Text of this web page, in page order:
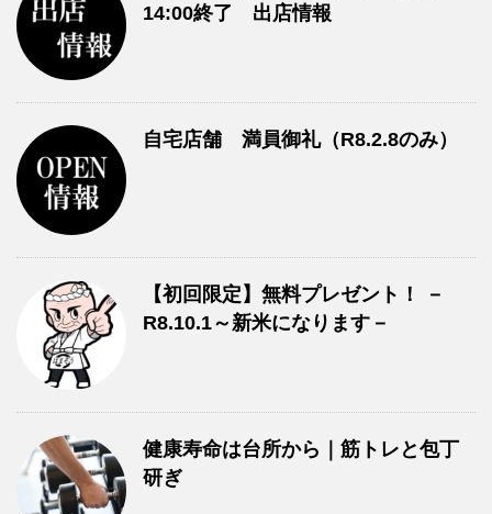
14:00終了 出店情報
自宅店舗 満員御礼（R8.2.8のみ）
【初回限定】無料プレゼント！ －
R8.10.1～新米になります－
健康寿命は台所から｜筋トレと包丁
研ぎ